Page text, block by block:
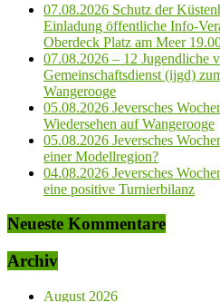
07.08.2026 Schutz der
Einladung öffentliche Info-
Oberdeck Platz am Meer
07.08.2026 – 12 Jugendliche
Gemeinschaftsdienst (ijgd)
Wangerooge
05.08.2026 Jeversches
Wiedersehen auf Wangerooge
05.08.2026 Jeversches
einer Modellregion?
04.08.2026 Jeversches
eine positive Turnierbilanz
Neueste Kommentare
Archiv
August 2026